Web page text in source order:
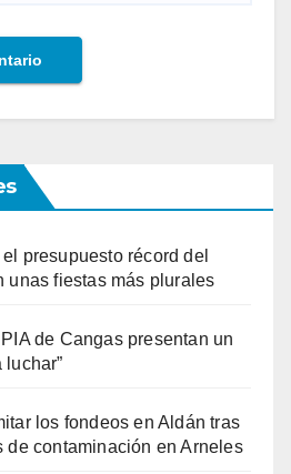
presupuesto récord del
unas fiestas más plurales
de Cangas presentan un
luchar”
los fondeos en Aldán tras
de contaminación en Arneles